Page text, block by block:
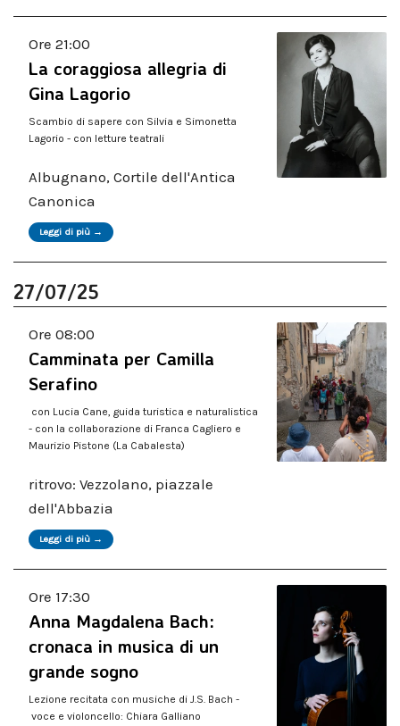
Ore 21:00
La coraggiosa allegria di
Gina Lagorio
Scambio di sapere con Silvia e Simonetta
Lagorio - con letture teatrali
Albugnano, Cortile dell'Antica
Canonica
Leggi di più →
27/07/25
Ore 08:00
Camminata per Camilla
Serafino
con Lucia Cane, guida turistica e naturalistica
- con la collaborazione di Franca Cagliero e
Maurizio Pistone (La Cabalesta)
ritrovo: Vezzolano, piazzale
dell'Abbazia
Leggi di più →
Ore 17:30
Anna Magdalena Bach:
cronaca in musica di un
grande sogno
Lezione recitata con musiche di J.S. Bach -
voce e violoncello: Chiara Galliano